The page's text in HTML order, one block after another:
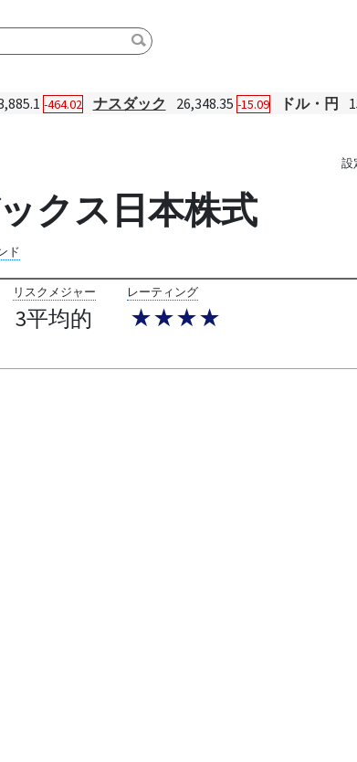
-464.02 ナスダック 26,348.35 -15.09 ドル・円
設
クス日本株式
ド
リスクメジャー
3平均的
レーティング
★★★★